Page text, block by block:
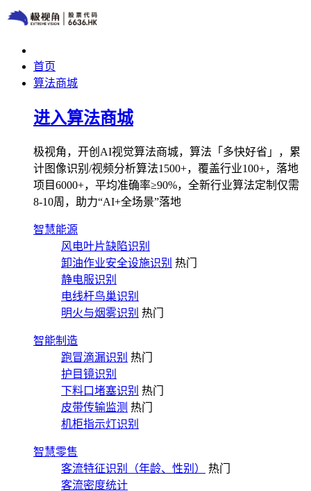
首页
算法商城
进入算法商城
极视角，开创AI视觉算法商城，算法「多快好省」，累
计图像识别/视频分析算法1500+，覆盖行业100+，落地
项目6000+，平均准确率≥90%，全新行业算法定制仅需
8-10周，助力“AI+全场景”落地
智慧能源
风电叶片缺陷识别
卸油作业安全设施识别 热门
静电服识别
电线杆鸟巢识别
明火与烟雾识别 热门
智能制造
跑冒滴漏识别 热门
护目镜识别
下料口堵塞识别 热门
皮带传输监测 热门
机柜指示灯识别
智慧零售
客流特征识别（年龄、性别）
热门
客流密度统计